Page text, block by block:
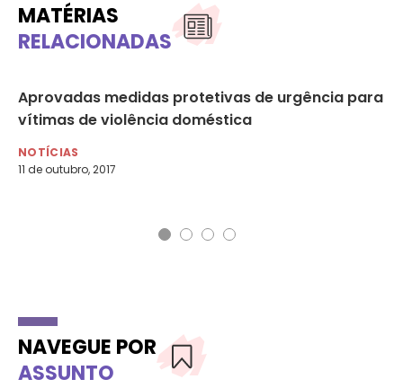
MATÉRIAS
RELACIONADAS
Aprovadas medidas protetivas de urgência para
vítimas de violência doméstica
NOTÍCIAS
11 de outubro, 2017
NAVEGUE POR
ASSUNTO